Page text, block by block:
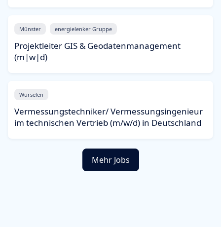
Münster energielenker Gruppe
Projektleiter GIS & Geodatenmanagement
(m|w|d)
Würselen
Vermessungstechniker/ Vermessungsingenieur
im technischen Vertrieb (m/w/d) in Deutschland
Mehr Jobs